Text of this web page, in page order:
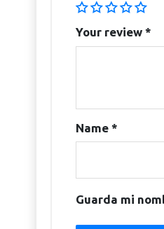
Your review *
Name *
Guarda mi